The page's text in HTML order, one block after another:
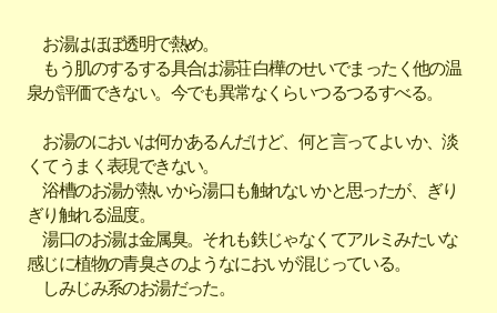
お湯はほぼ透明で熱め。
もう肌のするする具合は湯荘 白樺のせいでまったく他の温
泉が評価できない。今でも異常なくらいつるつるすべる。
お湯のにおいは何かあるんだけど、何と言ってよいか、淡
くてうまく表現できない。
浴槽のお湯が熱いから湯口も触れないかと思ったが、ぎり
ぎり触れる温度。
湯口のお湯は金属臭。それも鉄じゃなくてアルミみたいな
感じに植物の青臭さのようなにおいが混じっている。
しみじみ系のお湯だった。